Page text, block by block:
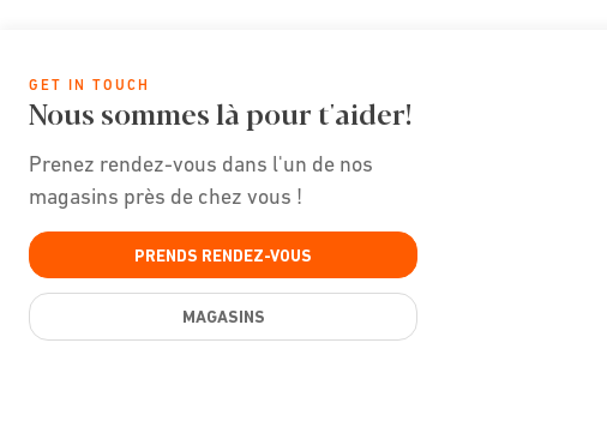
GET IN TOUCH
Nous sommes là pour t'aider!
Prenez rendez-vous dans l'un de nos
magasins près de chez vous !
PRENDS RENDEZ-VOUS
MAGASINS